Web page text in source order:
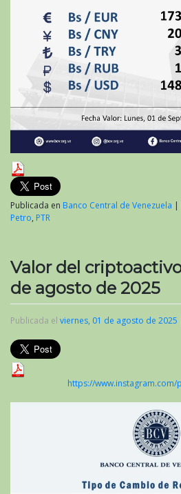
Publicada en Banco Central de Venezuela |
Petro, PTR
Valor del
de agosto de 2025
Publicada el viernes, 01 de agosto de 2025
https://www.instagram.com/